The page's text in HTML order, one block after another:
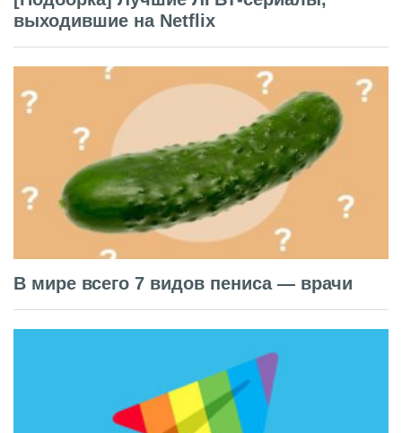
выходившие на Netflix
В мире всего 7 видов пениса — врачи